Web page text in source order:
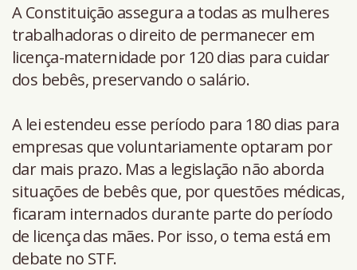
A Constituição assegura a todas as mulheres
trabalhadoras o direito de permanecer em
licença-maternidade por 120 dias para cuidar
dos bebês, preservando o salário.
A lei estendeu esse período para 180 dias para
empresas que voluntariamente optaram por
dar mais prazo. Mas a legislação não aborda
situações de bebês que, por questões médicas,
ficaram internados durante parte do período
de licença das mães. Por isso, o tema está em
debate no STF.